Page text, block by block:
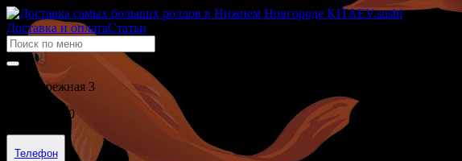
Доставка и оплатаСтатьи
Левобережная 3
09:30 - 21:50
Телефон